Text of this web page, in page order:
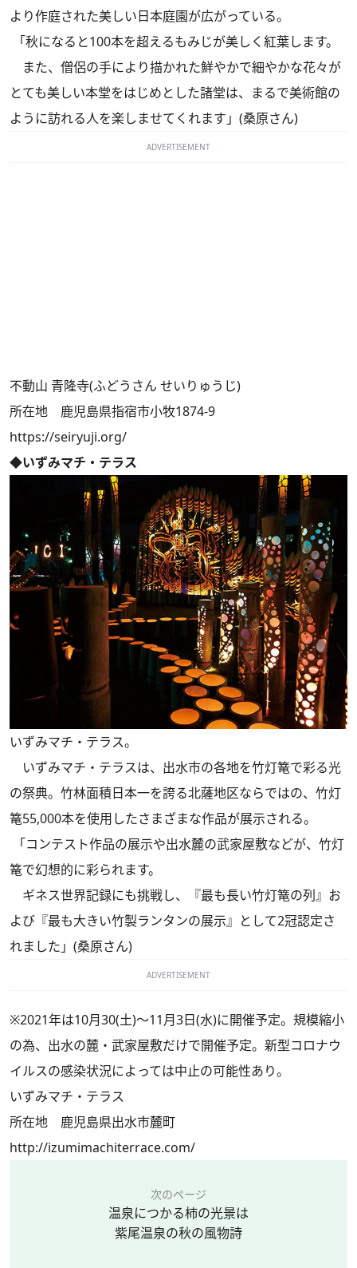
より作庭された美しい日本庭園が広がっている。
「秋になると100本を超えるもみじが美しく紅葉します。
また、僧侶の手により描かれた鮮やかで細やかな花々が
とても美しい本堂をはじめとした諸堂は、まるで美術館の
ように訪れる人を楽しませてくれます」(桑原さん)
ADVERTISEMENT
不動山 青隆寺(ふどうさん せいりゅうじ)
所在地 鹿児島県指宿市小牧1874-9
https://seiryuji.org/
◆いずみマチ・テラス
いずみマチ・テラス。
いずみマチ・テラスは、出水市の各地を竹灯篭で彩る光
の祭典。竹林面積日本一を誇る北薩地区ならではの、竹灯
篭55,000本を使用したさまざまな作品が展示される。
「コンテスト作品の展示や出水麓の武家屋敷などが、竹灯
篭で幻想的に彩られます。
ギネス世界記録にも挑戦し、『最も長い竹灯篭の列』お
よび『最も大きい竹製ランタンの展示』として2冠認定さ
れました」(桑原さん)
ADVERTISEMENT
※2021年は10月30(土)～11月3日(水)に開催予定。規模縮小
の為、出水の麓・武家屋敷だけで開催予定。新型コロナウ
イルスの感染状況によっては中止の可能性あり。
いずみマチ・テラス
所在地 鹿児島県出水市麓町
http://izumimachiterrace.com/
次のページ
温泉につかる柿の光景は
紫尾温泉の秋の風物詩